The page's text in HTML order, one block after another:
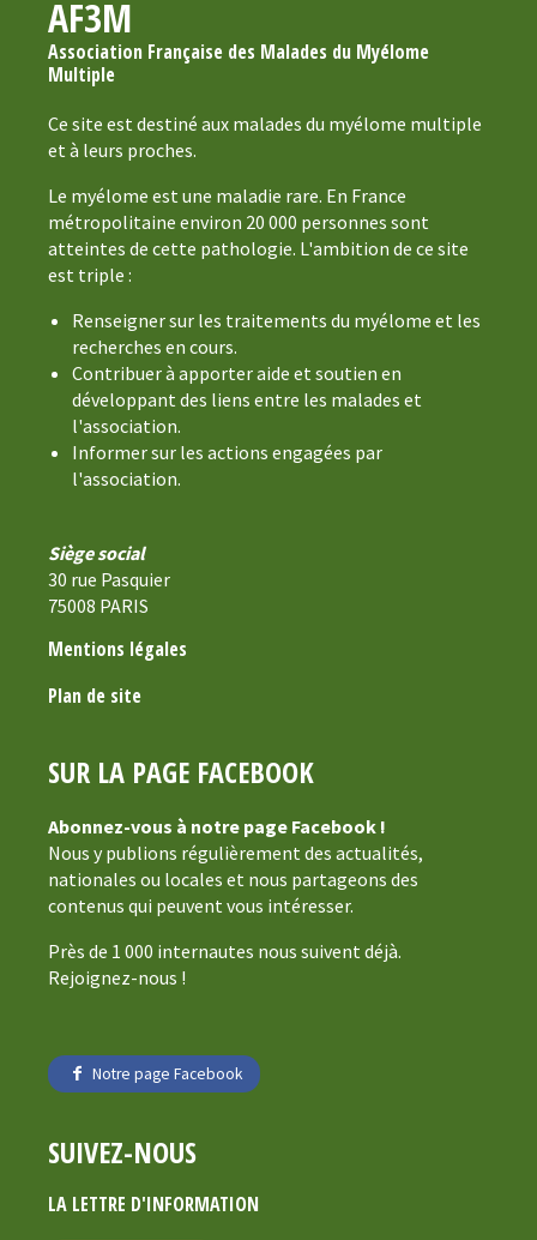
AF3M
Association Française des Malades du Myélome
Multiple
Ce site est destiné aux malades du myélome multiple
et à leurs proches.
Le myélome est une maladie rare. En France
métropolitaine environ 20 000 personnes sont
atteintes de cette pathologie. L'ambition de ce site
est triple :
Renseigner sur les traitements du myélome et les
recherches en cours.
Contribuer à apporter aide et soutien en
développant des liens entre les malades et
l'association.
Informer sur les actions engagées par
l'association.
Siège social
30 rue Pasquier
75008 PARIS
Mentions légales
Plan de site
SUR LA PAGE FACEBOOK
Abonnez-vous à notre page Facebook !
Nous y publions régulièrement des actualités,
nationales ou locales et nous partageons des
contenus qui peuvent vous intéresser.
Près de 1 000 internautes nous suivent déjà.
Rejoignez-nous !
Notre page Facebook
SUIVEZ-NOUS
LA LETTRE D'INFORMATION